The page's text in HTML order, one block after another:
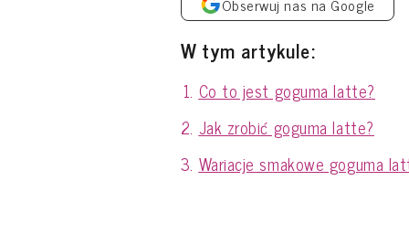
W tym artykule:
Co to jest goguma latte?
Jak zrobić goguma latte?
Wariacje smakowe goguma